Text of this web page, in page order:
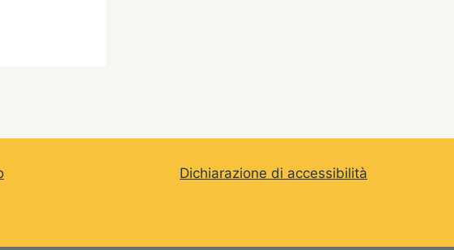
Dichiarazione di accessibilità